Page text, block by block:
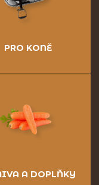
PRO KONĚ
A DOPLŇKY